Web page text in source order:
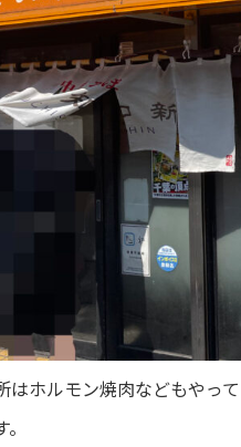
はホルモン焼肉などもやっ